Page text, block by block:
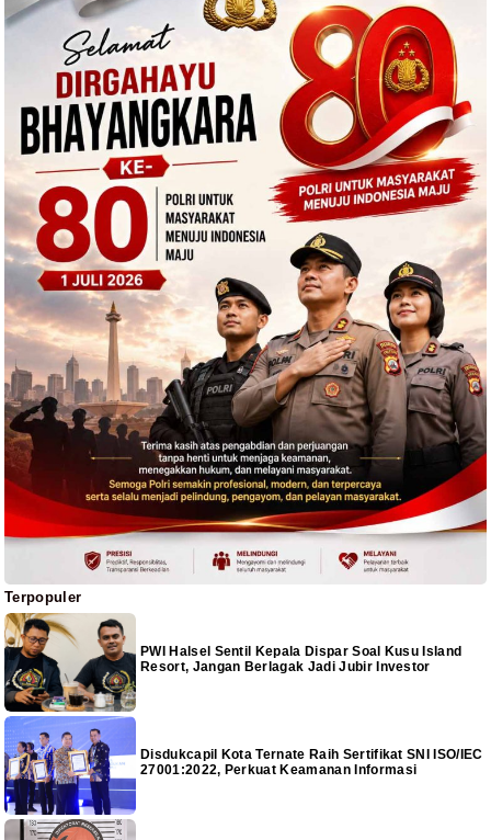
Terpopuler
PWI Halsel Sentil Kepala Dispar Soal Kusu Island
Resort, Jangan Berlagak Jadi Jubir Investor
Disdukcapil Kota Ternate Raih Sertifikat SNI ISO/IEC
27001:2022, Perkuat Keamanan Informasi